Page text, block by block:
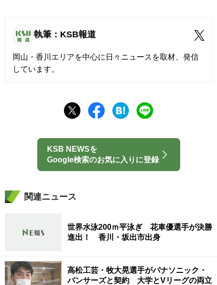
執筆：KSB報道
岡山・香川エリアを中心に日々ニュースを取材、発信
しています。
KSB NEWSを
Google検索のお気に入りに登録
関連ニュース
世界水泳200ｍ平泳ぎ 花車優選手が決勝
進出！ 香川・坂出市出身
高松工芸・牧大晃選手がパナソニック・
パンサーズと契約 大学とVリーグの両立